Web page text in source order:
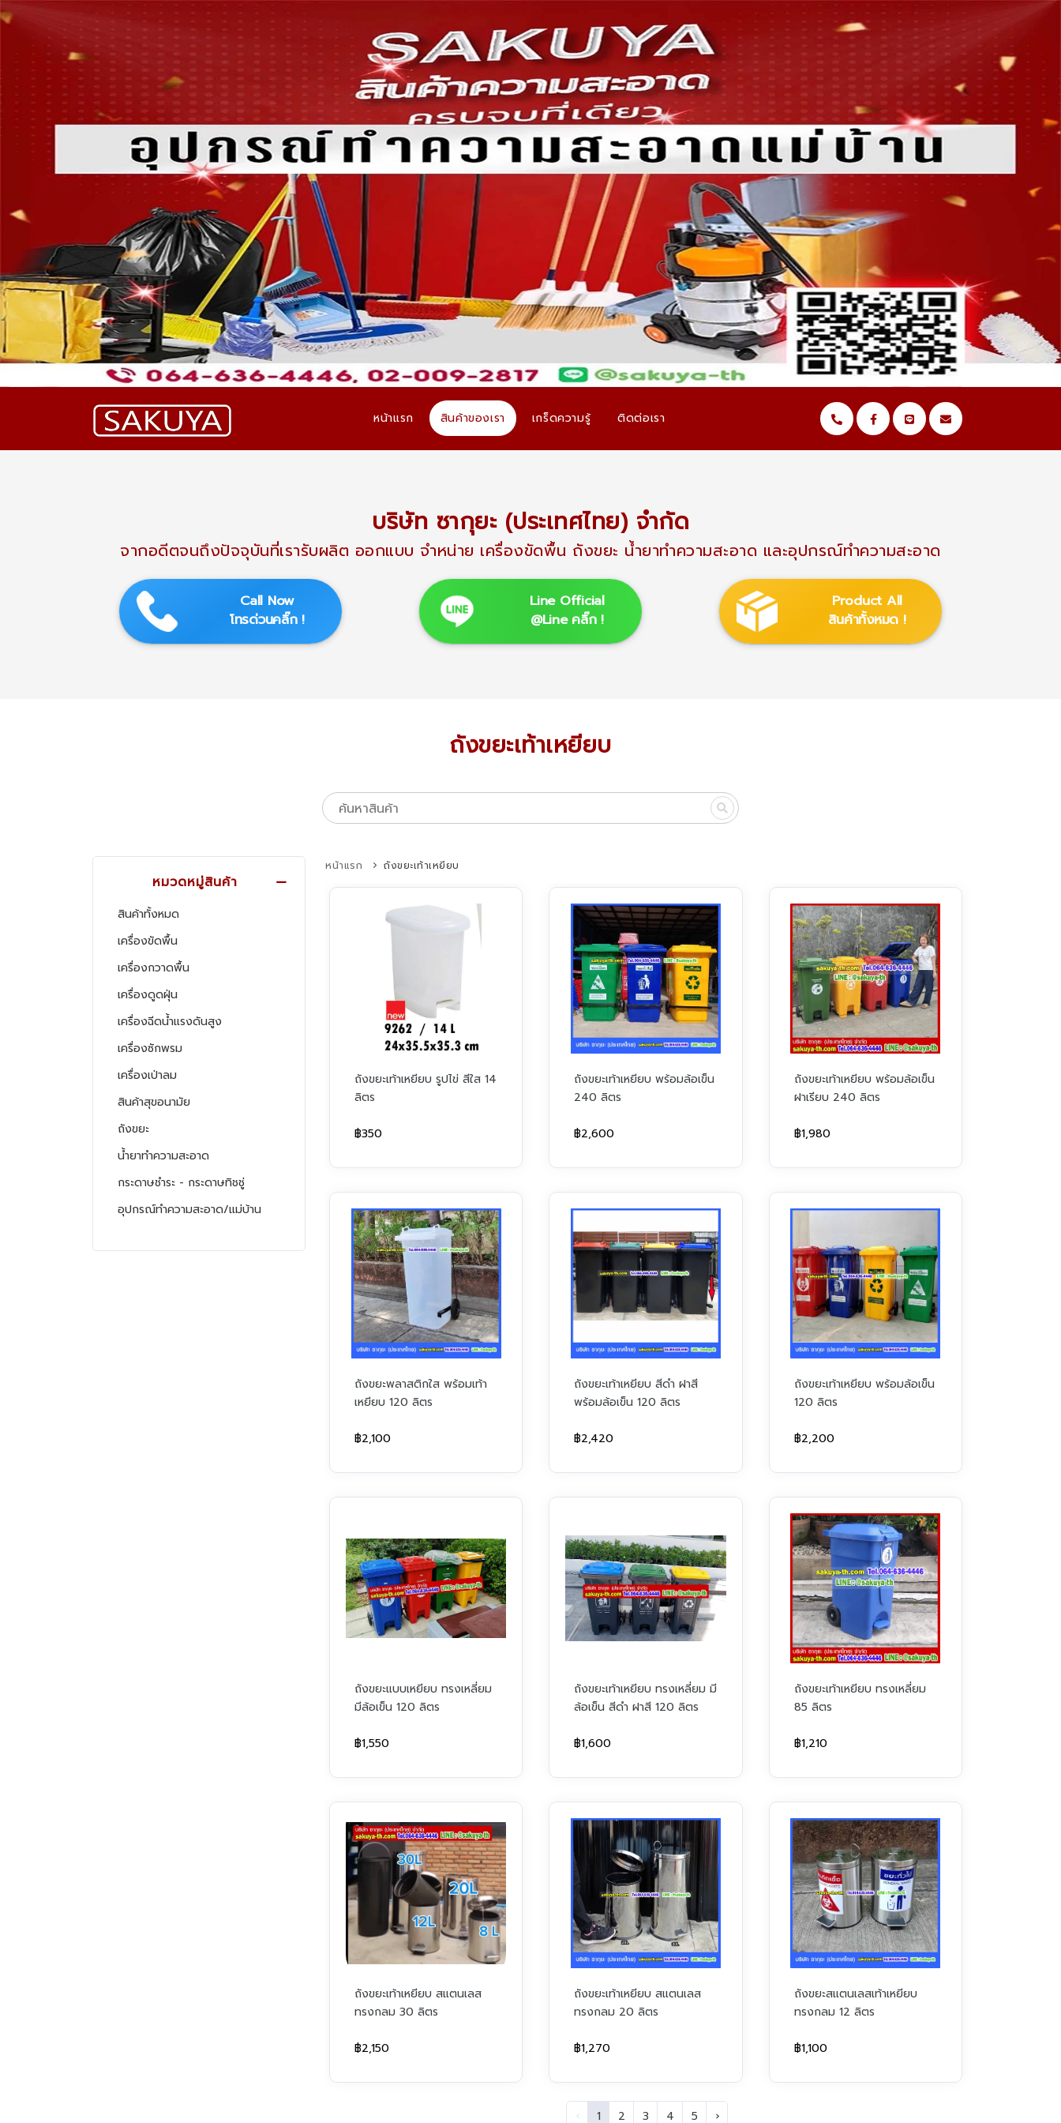
หน้าแรก สินค้าของเรา เกร็ดความรู้ ติดต่อเรา
บริษัท ซากุยะ (ประเทศไทย) จำกัด
จากอดีตจนถึงปัจจุบันที่เรารับผลิต ออกแบบ จำหน่าย เครื่องขัดพื้น ถังขยะ นํ้ายาทำความสะอาด และอุปกรณ์ทำความสะอาด
Call Now
โทรด่วนคลิ๊ก !
Line Official
@Line คลิ๊ก !
Product All
สินค้าทั้งหมด !
ถังขยะเท้าเหยียบ
หน้าแรก ถังขยะเท้าเหยียบ
ถังขยะเท้าเหยียบ รูปไข่ สีใส 14
ลิตร
฿350
ถังขยะเท้าเหยียบ พร้อมล้อเข็น
240 ลิตร
฿2,600
ถังขยะเท้าเหยียบ พร้อมล้อเข็น
ฝาเรียบ 240 ลิตร
฿1,980
ถังขยะพลาสติกใส พร้อมเท้า
เหยียบ 120 ลิตร
฿2,100
ถังขยะเท้าเหยียบ สีดำ ฝาสี
พร้อมล้อเข็น 120 ลิตร
฿2,420
ถังขยะเท้าเหยียบ พร้อมล้อเข็น
120 ลิตร
฿2,200
ถังขยะแบบเหยียบ ทรงเหลี่ยม
มีล้อเข็น 120 ลิตร
฿1,550
ถังขยะเท้าเหยียบ ทรงเหลี่ยม มี
ล้อเข็น สีดำ ฝาสี 120 ลิตร
฿1,600
ถังขยะเท้าเหยียบ ทรงเหลี่ยม
85 ลิตร
฿1,210
ถังขยะเท้าเหยียบ สแตนเลส
ทรงกลม 30 ลิตร
฿2,150
ถังขยะเท้าเหยียบ สแตนเลส
ทรงกลม 20 ลิตร
฿1,270
ถังขยะสแตนเลสเท้าเหยียบ
ทรงกลม 12 ลิตร
฿1,100
‹ 1 2 3 4 5 ›
หมวดหมู่สินค้า
สินค้าทั้งหมด
เครื่องขัดพื้น
เครื่องกวาดพื้น
เครื่องดูดฝุ่น
เครื่องฉีดน้ำแรงดันสูง
เครื่องซักพรม
เครื่องเป่าลม
สินค้าสุขอนามัย
ถังขยะ
น้ำยาทำความสะอาด
กระดาษชำระ - กระดาษทิชชู่
อุปกรณ์ทำความสะอาด/แม่บ้าน